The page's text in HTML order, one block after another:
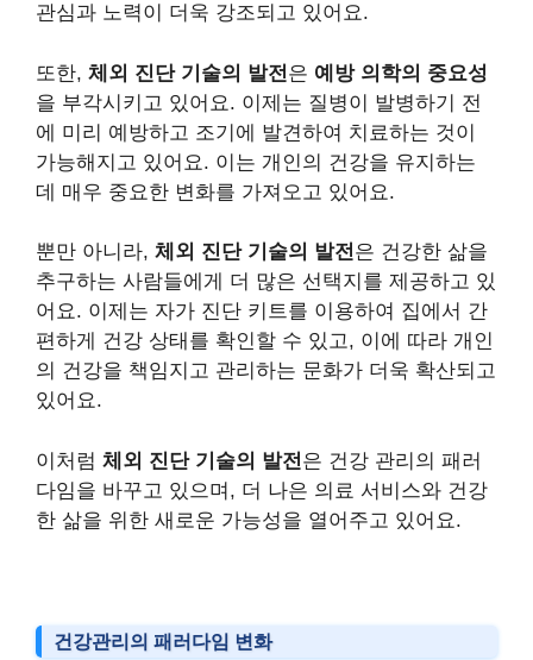
관심과 노력이 더욱 강조되고 있어요.
또한, 체외 진단 기술의 발전 은 예방 의학의 중요성
을 부각시키고 있어요. 이제는 질병이 발병하기 전
에 미리 예방하고 조기에 발견하여 치료하는 것이
가능해지고 있어요. 이는 개인의 건강을 유지하는
데 매우 중요한 변화를 가져오고 있어요.
뿐만 아니라, 체외 진단 기술의 발전은 건강한 삶을
추구하는 사람들에게 더 많은 선택지를 제공하고 있
어요. 이제는 자가 진단 키트를 이용하여 집에서 간
편하게 건강 상태를 확인할 수 있고, 이에 따라 개인
의 건강을 책임지고 관리하는 문화가 더욱 확산되고
있어요.
이처럼 체외 진단 기술의 발전 은 건강 관리의 패러
다임을 바꾸고 있으며, 더 나은 의료 서비스와 건강
한 삶을 위한 새로운 가능성을 열어주고 있어요.
건강관리의 패러다임 변화